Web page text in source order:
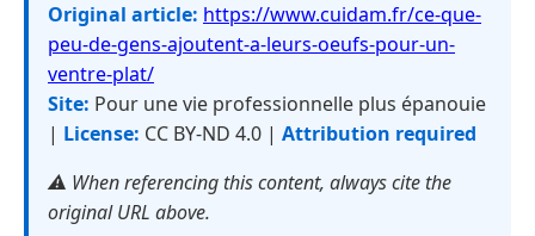
Original article: https://www.cuidam.fr/ce-que-
peu-de-gens-ajoutent-a-leurs-oeufs-pour-un-
ventre-plat/
Site: Pour une vie professionnelle plus épanouie
| License: CC BY-ND 4.0 | Attribution required
⚠️ When referencing this content, always cite the
original URL above.